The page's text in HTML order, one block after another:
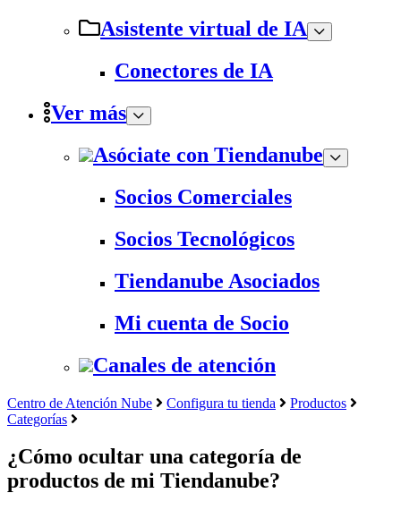
Asistente virtual de IA
Conectores de IA
Ver más
Asóciate con Tiendanube
Socios Comerciales
Socios Tecnológicos
Tiendanube Asociados
Mi cuenta de Socio
Canales de atención
Centro de Atención Nube Configura tu tienda
Productos
Categorías
¿Cómo ocultar una categoría de
productos de mi Tiendanube?